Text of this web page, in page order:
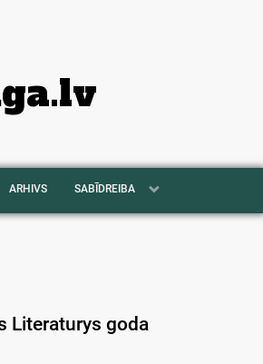
ARHIVS SABĪDREIBA
Literaturys goda